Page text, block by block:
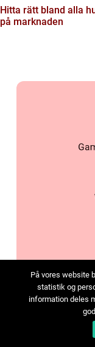
Hitta rätt bland alla
på marknaden
På vores website
statistik og
information deles